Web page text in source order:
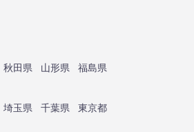
秋田県 山形県
福島県
埼玉県 千葉県
東京都